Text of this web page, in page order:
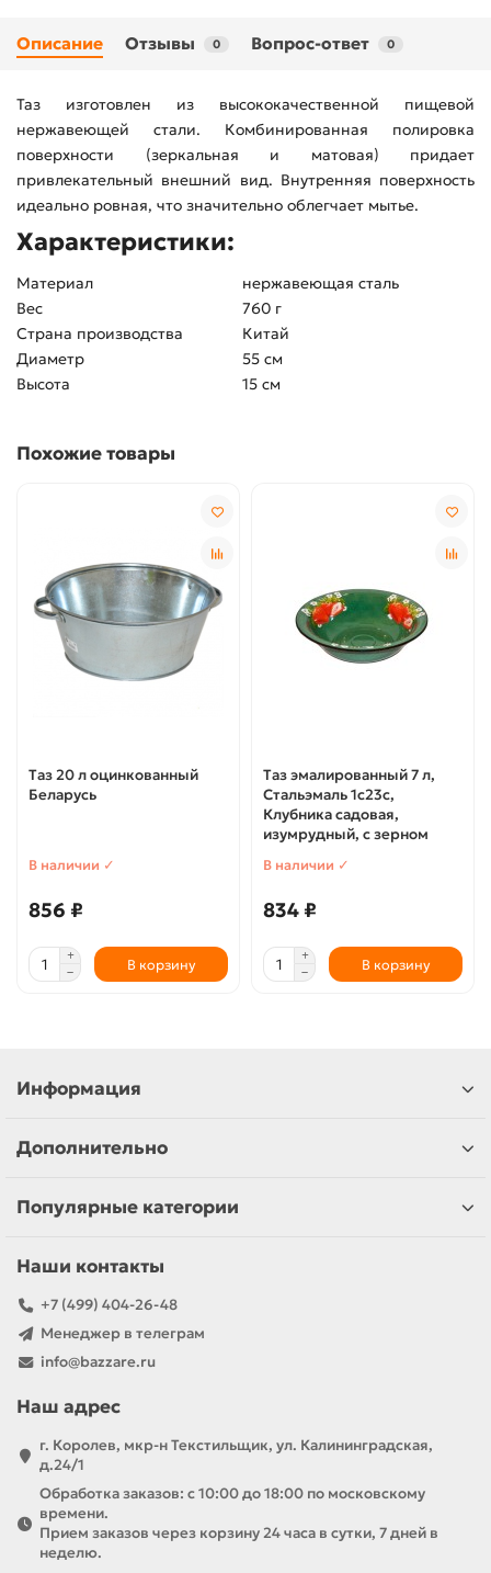
Описание Отзывы 0 Вопрос-ответ 0
Таз изготовлен из высококачественной пищевой
нержавеющей стали. Комбинированная полировка
поверхности (зеркальная и матовая) придает
привлекательный внешний вид. Внутренняя поверхность
идеально ровная, что значительно облегчает мытье.
Характеристики:
Материал
нержавеющая сталь
Вес
760 г
Страна производства
Китай
Диаметр
55 см
Высота
15 см
Похожие товары
Таз 20 л оцинкованный
Беларусь
В наличии ✓
856 ₽
В корзину
Таз эмалированный 7 л,
Стальэмаль 1с23с,
Клубника садовая,
изумрудный, с зерном
В наличии ✓
834 ₽
В корзину
Информация
Дополнительно
Популярные категории
Наши контакты
+7 (499) 404-26-48
Менеджер в телеграм
info@bazzare.ru
Наш адрес
г. Королев, мкр-н Текстильщик, ул. Калининградская,
д.24/1
Обработка заказов: с 10:00 до 18:00 по московскому
времени.
Прием заказов через корзину 24 часа в сутки, 7 дней в
неделю.